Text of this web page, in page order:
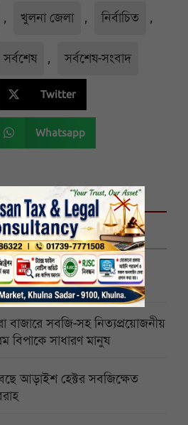
, খুলনা জেলা , নির্বাচিত ,
সর্বশেষ , সর্বশেষ-সংবাদ
Twitter
Whatsapp
একের পর একচুরি, বখাটের
বাজারে সবজি-সহ নিত্যপ্রয়োজনীয়
বিপাকে সাধারণ মানুষ
আড়াইশ হেক্টর সবজিক্ষেত